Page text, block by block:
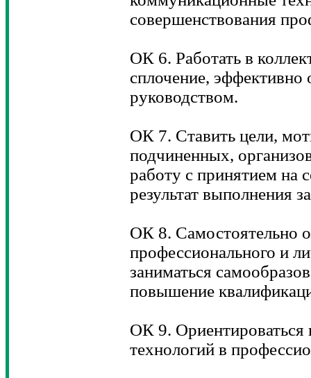
совершенствования
ОК 6. Работать в
сплочение, эффективно
руководством.
ОК 7. Ставить цели,
подчиненных,
работу с принятием на
результат выполнения
ОК 8. Самостоятельно
профессионального и
заниматься
повышение
ОК 9. Ориентироваться
технологий в